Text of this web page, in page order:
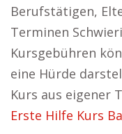
Berufstätigen,
Terminen
Kursgebühren
eine Hürde
Kurs aus eigener
Erste Hilfe Kurs